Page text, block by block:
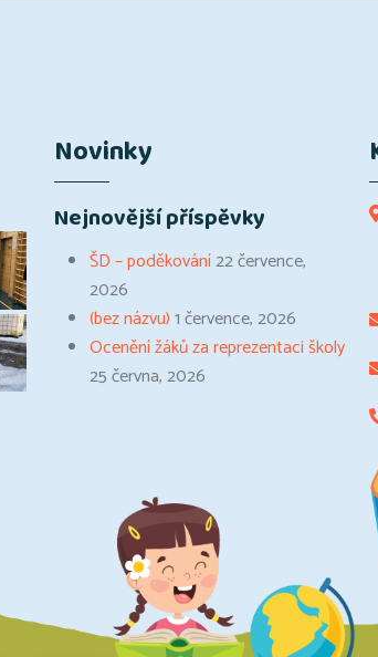
Novinky
Nejnovější příspěvky
ŠD – poděkování22 července,
2026
(bez názvu)1 července, 2026
Ocenění žáků za reprezentaci školy
25 června, 2026